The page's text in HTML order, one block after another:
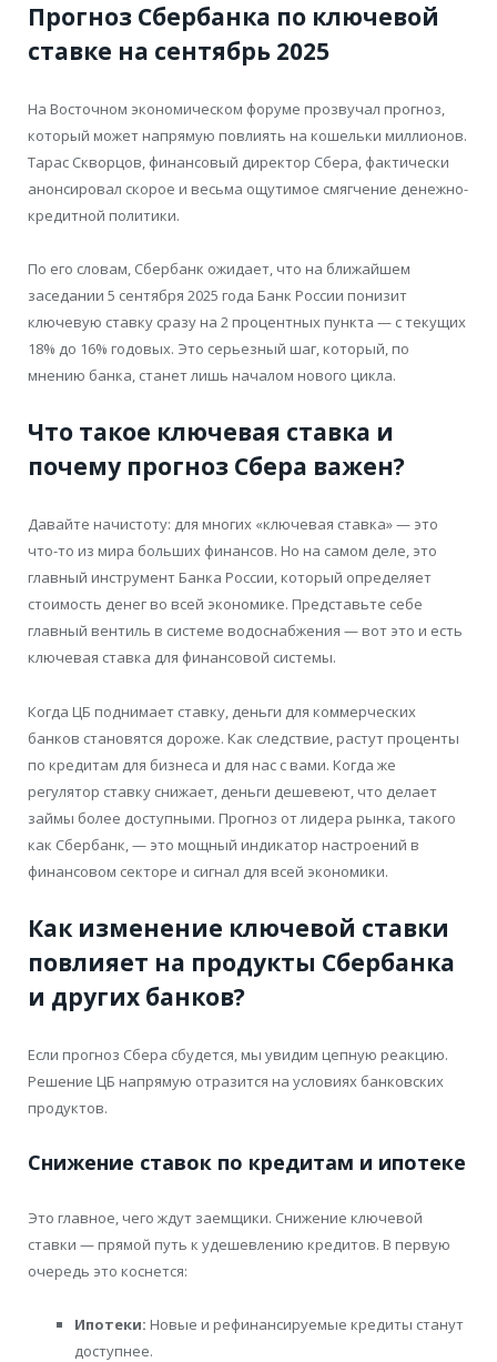
Прогноз Сбербанка по ключевой
ставке на сентябрь 2025
На Восточном экономическом форуме прозвучал прогноз,
который может напрямую повлиять на кошельки миллионов.
Тарас Скворцов, финансовый директор Сбера, фактически
анонсировал скорое и весьма ощутимое смягчение денежно-
кредитной политики.
По его словам, Сбербанк ожидает, что на ближайшем
заседании 5 сентября 2025 года Банк России понизит
ключевую ставку сразу на 2 процентных пункта — с текущих
18% до 16% годовых. Это серьезный шаг, который, по
мнению банка, станет лишь началом нового цикла.
Что такое ключевая ставка и
почему прогноз Сбера важен?
Давайте начистоту: для многих «ключевая ставка» — это
что-то из мира больших финансов. Но на самом деле, это
главный инструмент Банка России, который определяет
стоимость денег во всей экономике. Представьте себе
главный вентиль в системе водоснабжения — вот это и есть
ключевая ставка для финансовой системы.
Когда ЦБ поднимает ставку, деньги для коммерческих
банков становятся дороже. Как следствие, растут проценты
по кредитам для бизнеса и для нас с вами. Когда же
регулятор ставку снижает, деньги дешевеют, что делает
займы более доступными. Прогноз от лидера рынка, такого
как Сбербанк, — это мощный индикатор настроений в
финансовом секторе и сигнал для всей экономики.
Как изменение ключевой ставки
повлияет на продукты Сбербанка
и других банков?
Если прогноз Сбера сбудется, мы увидим цепную реакцию.
Решение ЦБ напрямую отразится на условиях банковских
продуктов.
Снижение ставок по кредитам и ипотеке
Это главное, чего ждут заемщики. Снижение ключевой
ставки — прямой путь к удешевлению кредитов. В первую
очередь это коснется:
Ипотеки: Новые и рефинансируемые кредиты станут
доступнее.